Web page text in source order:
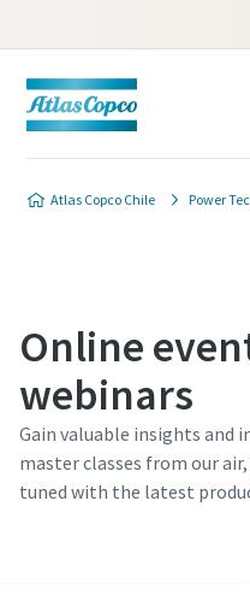
Atlas Copco Chile Power
Online
webinars
Gain valuable insights and
master classes from our
tuned with the latest